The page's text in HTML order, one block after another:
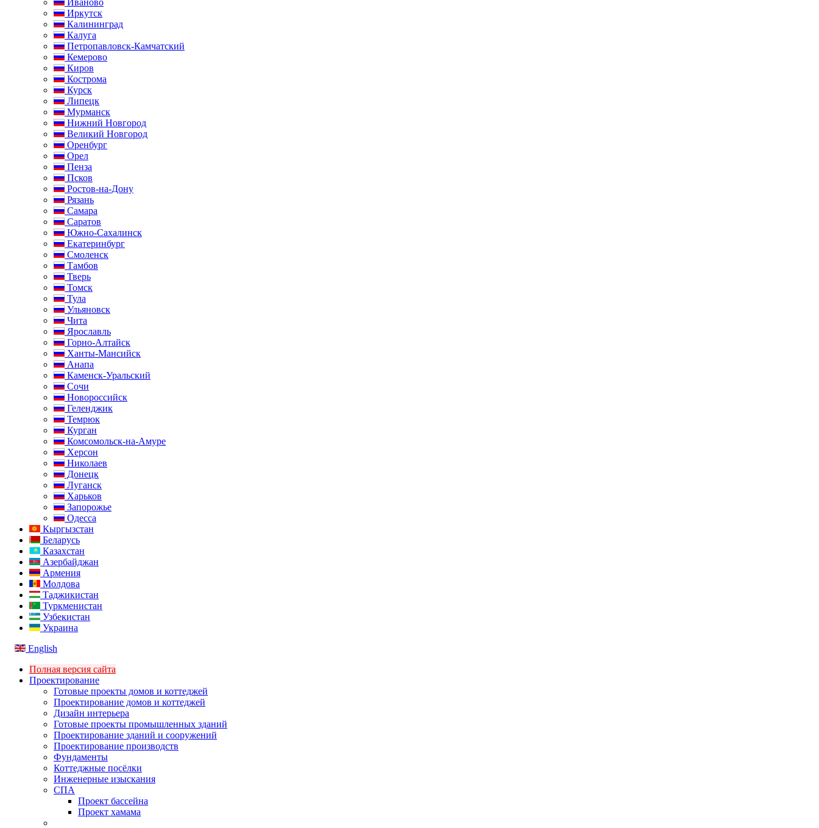
Иваново
Иркутск
Калининград
Калуга
Петропавловск-Камчатский
Кемерово
Киров
Кострома
Курск
Липецк
Мурманск
Нижний Новгород
Великий Новгород
Оренбург
Орел
Пенза
Псков
Ростов-на-Дону
Рязань
Самара
Саратов
Южно-Сахалинск
Екатеринбург
Смоленск
Тамбов
Тверь
Томск
Тула
Ульяновск
Чита
Ярославль
Горно-Алтайск
Ханты-Мансийск
Анапа
Каменск-Уральский
Сочи
Новороссийск
Геленджик
Темрюк
Курган
Комсомольск-на-Амуре
Херсон
Николаев
Донецк
Луганск
Харьков
Запорожье
Одесса
Кыргызстан
Беларусь
Казахстан
Азербайджан
Армения
Молдова
Таджикистан
Туркменистан
Узбекистан
Украина
English
Полная версия сайта
Проектирование
Готовые проекты домов и коттеджей
Проектирование домов и коттеджей
Дизайн интерьера
Готовые проекты промышленных зданий
Проектирование зданий и сооружений
Проектирование производств
Фундаменты
Коттеджные посёлки
Инженерные изыскания
СПА
Проект бассейна
Проект хамама